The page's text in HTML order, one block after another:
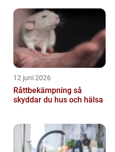
12 juni 2026
Råttbekämpning så
skyddar du hus och hälsa